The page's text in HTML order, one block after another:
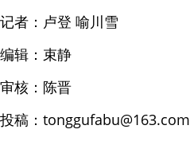
记者：卢登 喻川雪
编辑：束静
审核：陈晋
投稿： tonggufabu@163.com